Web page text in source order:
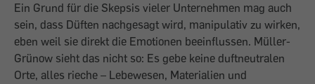
Ein Grund für die Skepsis vieler Unter­nehmen mag auch
sein, dass Düften nachgesagt wird, manipulativ zu wirken,
eben weil sie direkt die Emotionen beeinflussen. Müller-
Grünow sieht das nicht so: Es gebe keine duftneutralen
Orte, alles rieche – ­Lebewesen, Materialien und